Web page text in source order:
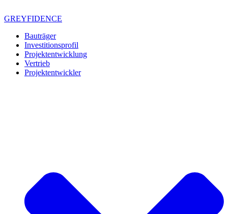
Inhalt
GREYFIDENCE
Bauträger
Investitionsprofil
Projektentwicklung
Vertrieb
Projektentwickler